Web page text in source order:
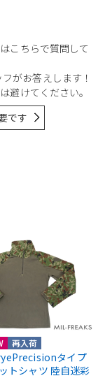
こちらで質問して
がお答えします！
避けてください。
です
再入荷
タイプ
トシャツ 陸自迷彩